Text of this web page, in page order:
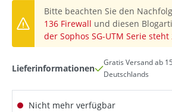
Bitte beachten Sie den
136 Firewall und diesen
der Sophos SG-UTM Serie
Lieferinformationen
Gratis Versand ab
Deutschlands
Nicht mehr verfügbar